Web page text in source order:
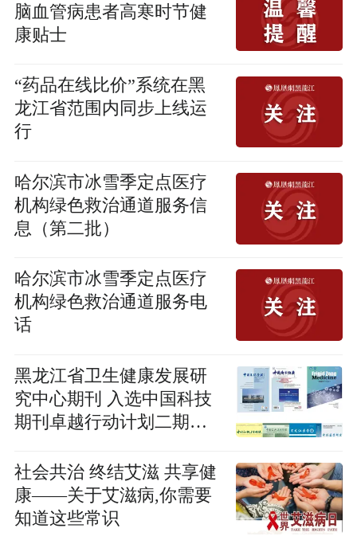
脑血管病患者高寒时节健
康贴士
“药品在线比价”系统在黑
龙江省范围内同步上线运
行
哈尔滨市冰雪季定点医疗
机构绿色救治通道服务信
息（第二批）
哈尔滨市冰雪季定点医疗
机构绿色救治通道服务电
话
黑龙江省卫生健康发展研
究中心期刊 入选中国科技
期刊卓越行动计划二期项
升级！
社会共治 终结艾滋 共享健
康——关于艾滋病,你需要
知道这些常识